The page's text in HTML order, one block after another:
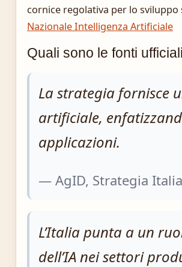
cornice regolativa per lo
Nazionale Intelligenza Artificiale
Quali sono le fonti
La strategia fornisce
artificiale,
applicazioni.
— AgID, Strategia
L’Italia punta a un
dell’IA nei settori